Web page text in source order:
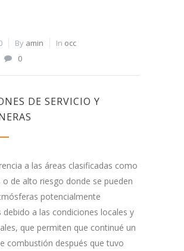
By amin In occ
0
DE SERVICIO Y
a las áreas clasificadas como
o de alto riesgo donde se pueden
potencialmente
debido a las condiciones locales y
que permiten que continué un
combustión después que tuvo